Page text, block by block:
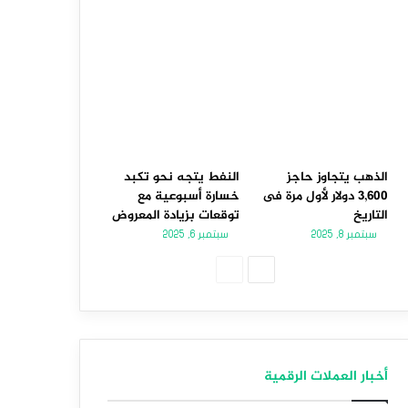
الذهب يتجاوز حاجز
3,600 دولار لأول مرة فى
التاريخ
سبتمبر 8, 2025
النفط يتجه نحو تكبد
خسارة أسبوعية مع
توقعات بزيادة المعروض
سبتمبر 6, 2025
أخبار العملات الرقمية